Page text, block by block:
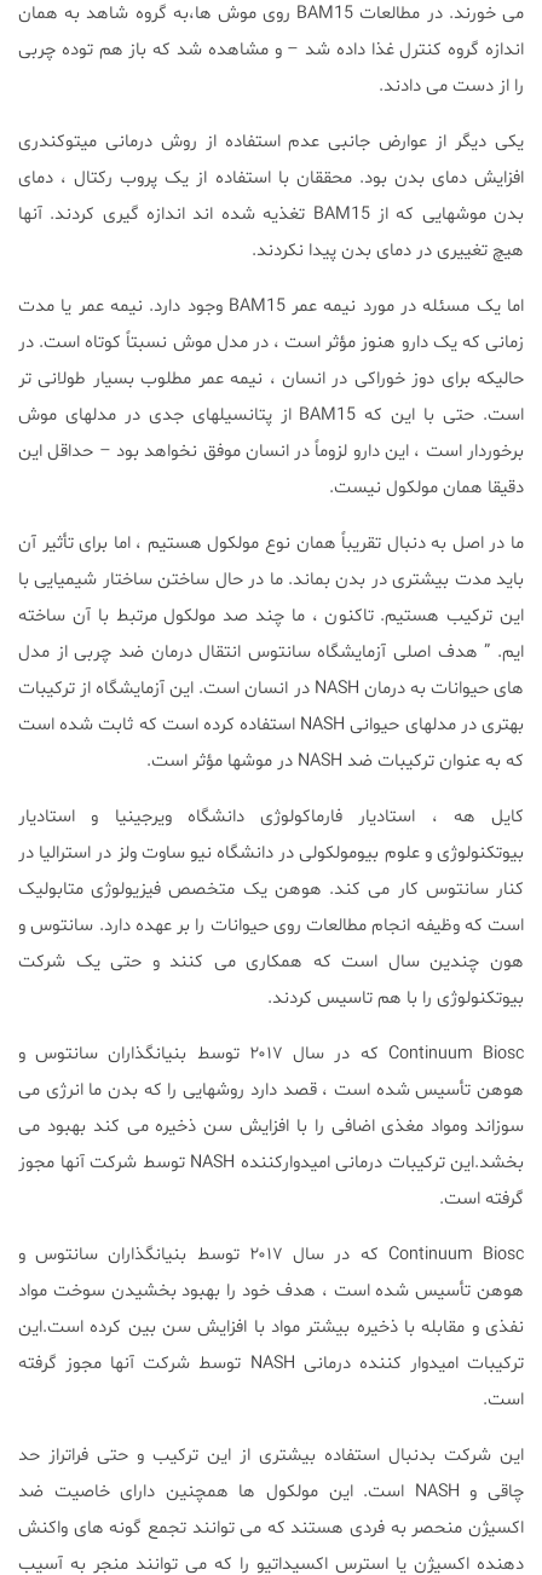
می خورند. در مطالعات BAM15 روی موش ها،به گروه شاهد به همان
اندازه گروه کنترل غذا داده شد – و مشاهده شد که باز هم توده چربی
را از دست می دادند.
یکی دیگر از عوارض جانبی عدم استفاده از روش درمانی میتوکندری
افزایش دمای بدن بود. محققان با استفاده از یک پروب رکتال ، دمای
بدن موشهایی که از BAM15 تغذیه شده اند اندازه گیری کردند. آنها
هیچ تغییری در دمای بدن پیدا نکردند.
اما یک مسئله در مورد نیمه عمر BAM15 وجود دارد. نیمه عمر یا مدت
زمانی که یک دارو هنوز مؤثر است ، در مدل موش نسبتاً کوتاه است. در
حالیکه برای دوز خوراکی در انسان ، نیمه عمر مطلوب بسیار طولانی تر
است. حتی با این که BAM15 از پتانسیلهای جدی در مدلهای موش
برخوردار است ، این دارو لزوماً در انسان موفق نخواهد بود – حداقل این
دقیقا همان مولکول نیست.
ما در اصل به دنبال تقریباً همان نوع مولکول هستیم ، اما برای تأثیر آن
باید مدت بیشتری در بدن بماند. ما در حال ساختن ساختار شیمیایی با
این ترکیب هستیم. تاکنون ، ما چند صد مولکول مرتبط با آن ساخته
ایم. ” هدف اصلی آزمایشگاه سانتوس انتقال درمان ضد چربی از مدل
های حیوانات به درمان NASH در انسان است. این آزمایشگاه از ترکیبات
بهتری در مدلهای حیوانی NASH استفاده کرده است که ثابت شده است
که به عنوان ترکیبات ضد NASH در موشها مؤثر است.
کایل هه ، استادیار فارماکولوژی دانشگاه ویرجینیا و استادیار
بیوتکنولوژی و علوم بیومولکولی در دانشگاه نیو ساوت ولز در استرالیا در
کنار سانتوس کار می کند. هوهن یک متخصص فیزیولوژی متابولیک
است که وظیفه انجام مطالعات روی حیوانات را بر عهده دارد. سانتوس و
هون چندین سال است که همکاری می کنند و حتی یک شرکت
بیوتکنولوژی را با هم تاسیس کردند.
Continuum Biosc که در سال ۲۰۱۷ توسط بنیانگذاران سانتوس و
هوهن تأسیس شده است ، قصد دارد روشهایی را که بدن ما انرژی می
سوزاند ومواد مغذی اضافی را با افزایش سن ذخیره می کند بهبود می
بخشد.این ترکیبات درمانی امیدوارکننده NASH توسط شرکت آنها مجوز
گرفته است.
Continuum Biosc که در سال ۲۰۱۷ توسط بنیانگذاران سانتوس و
هوهن تأسیس شده است ، هدف خود را بهبود بخشیدن سوخت مواد
نفذی و مقابله با ذخیره بیشتر مواد با افزایش سن بین کرده است.این
ترکیبات امیدوار کننده درمانی NASH توسط شرکت آنها مجوز گرفته
است.
این شرکت بدنبال استفاده بیشتری از این ترکیب و حتی فراتراز حد
چاقی و NASH است. این مولکول ها همچنین دارای خاصیت ضد
اکسیژن منحصر به فردی هستند که می توانند تجمع گونه های واکنش
دهنده اکسیژن یا استرس اکسیداتیو را که می توانند منجر به آسیب